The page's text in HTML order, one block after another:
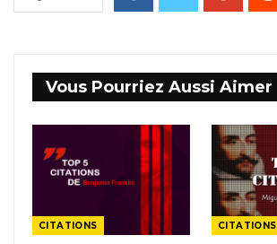
Vous Pourriez Aussi Aimer
CITATIONS CITATIONS